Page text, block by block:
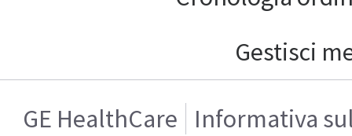
Gestisci
GE HealthCare
Informativa